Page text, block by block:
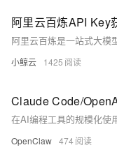
小鲸云 1425
OpenClaw 474